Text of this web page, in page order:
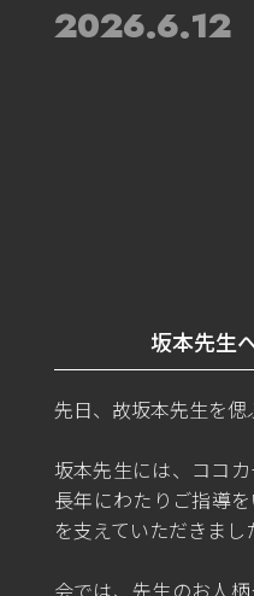
2026.6.12
坂本先生
先日、故坂本先生を偲
坂本先生には、ココ
長年にわたりご指導
を支えていただきまし
会では、先生のお人